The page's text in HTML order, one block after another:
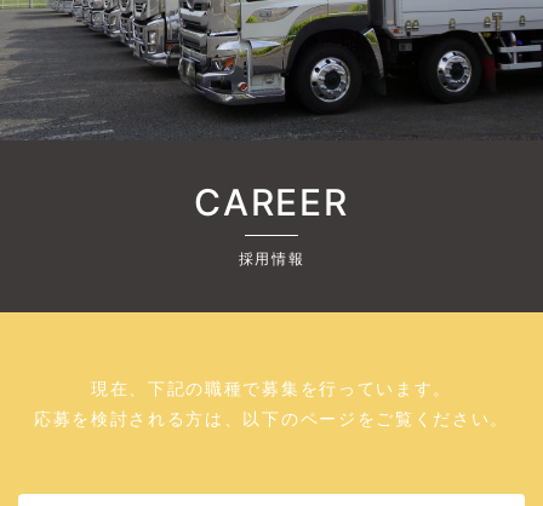
CAREER
採用情報
現在、下記の職種で募集を行っています。
応募を検討される方は、以下のページをご覧ください。